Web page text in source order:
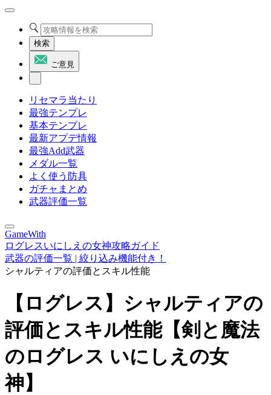
検索
ご意見
リセマラ当たり
最強テンプレ
基本テンプレ
最新アプデ情報
最強Add武器
メダル一覧
よく使う防具
ガチャまとめ
武器評価一覧
GameWith
ログレスいにしえの女神攻略ガイド
武器の評価一覧 | 絞り込み機能付き！
シャルティアの評価とスキル性能
【ログレス】シャルティアの
評価とスキル性能【剣と魔法
のログレス いにしえの女
神】